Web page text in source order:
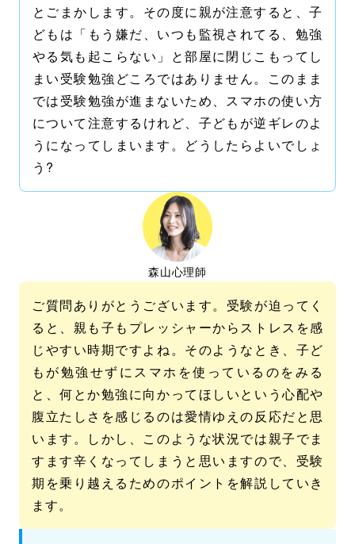
とごまかします。その度に親が注意すると、子
どもは「もう嫌だ、いつも監視されてる、勉強
やる気も起こらない」と部屋に閉じこもってし
まい受験勉強どころではありません。このまま
では受験勉強が進まないため、スマホの使い方
について注意するけれど、子どもが逆ギレのよ
うになってしまいます。どうしたらよいでしょ
う?
森山心理師
ご質問ありがとうございます。受験が迫ってく
ると、親も子もプレッシャーからストレスを感
じやすい時期ですよね。そのようなとき、子ど
もが勉強せずにスマホを使っているのをみる
と、何とか勉強に向かってほしいという心配や
腹立たしさを感じるのは愛情ゆえの反応だと思
います。しかし、このような状況では親子でま
すます辛くなってしまうと思いますので、受験
期を乗り越えるためのポイントを解説していき
ます。